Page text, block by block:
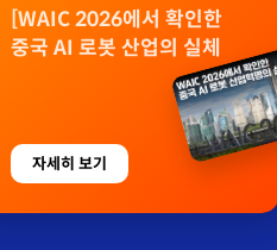
자료
[WAIC 2026에서 확인한
중국 AI 로봇 산업의 실체
자세히 보기